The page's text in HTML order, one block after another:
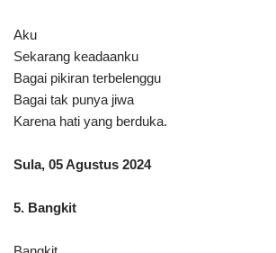
Aku
Sekarang keadaanku
Bagai pikiran terbelenggu
Bagai tak punya jiwa
Karena hati yang berduka.
Sula, 05 Agustus 2024
5. Bangkit